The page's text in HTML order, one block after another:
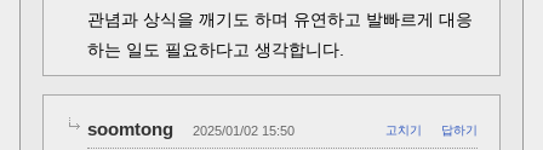
관념과 상식을 깨기도 하며 유연하고 발빠르게 대응
하는 일도 필요하다고 생각합니다.
soomtong 2025/01/02 15:50 고치기 답하기